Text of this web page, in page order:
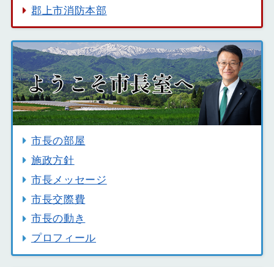
郡上市消防本部
市長の部屋
施政方針
市長メッセージ
市長交際費
市長の動き
プロフィール